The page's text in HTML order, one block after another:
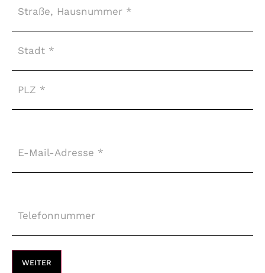
Mail-
Adresse*
WEITER